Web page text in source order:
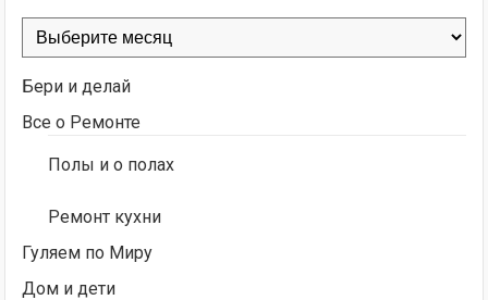
Архивы
Бери и делай
Все о Ремонте
Полы и о полах
Ремонт кухни
Гуляем по Миру
Дом и дети